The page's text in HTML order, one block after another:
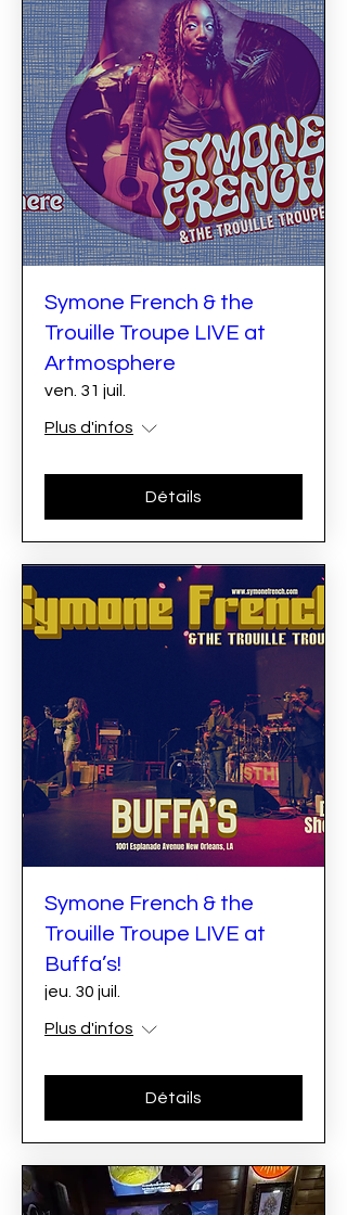
Symone French & the
Trouille Troupe LIVE at
Artmosphere
ven. 31 juil.
Plus d'infos
Détails
Symone French & the
Trouille Troupe LIVE at
Buffa’s!
jeu. 30 juil.
Plus d'infos
Détails